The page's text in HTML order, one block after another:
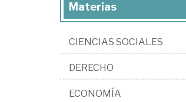
Materias
CIENCIAS SOCIALES
DERECHO
ECONOMÍA